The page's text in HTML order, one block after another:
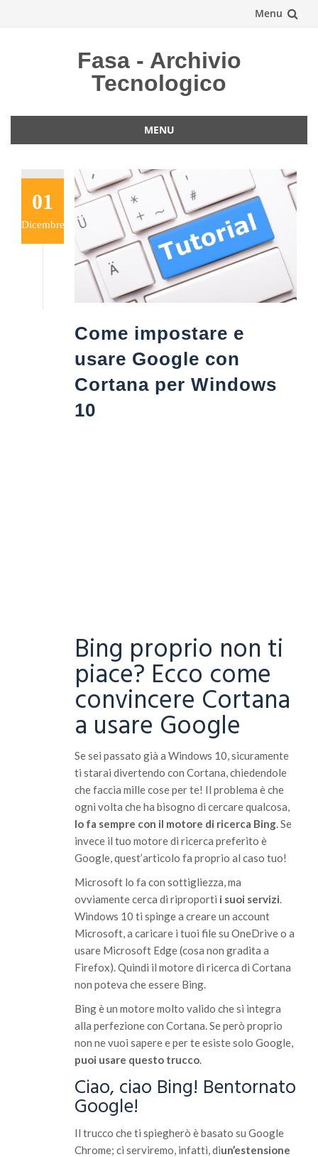
Menu
Fasa - Archivio
Tecnologico
MENU
contenuto
01
Dicembre
Come impostare e
usare Google con
Cortana per Windows
10
Bing proprio non ti
piace? Ecco come
convincere Cortana
a usare Google
Se sei passato già a Windows 10, sicuramente
ti starai divertendo con Cortana, chiedendole
che faccia mille cose per te! Il problema è che
ogni volta che ha bisogno di cercare qualcosa,
lo fa sempre con il motore di ricerca Bing. Se
invece il tuo motore di ricerca preferito è
Google, quest’articolo fa proprio al caso tuo!
Microsoft lo fa con sottigliezza, ma
ovviamente cerca di riproporti i suoi servizi.
Windows 10 ti spinge a creare un account
Microsoft, a caricare i tuoi file su OneDrive o a
usare Microsoft Edge (cosa non gradita a
Firefox). Quindi il motore di ricerca di Cortana
non poteva che essere Bing.
Bing è un motore molto valido che si integra
alla perfezione con Cortana. Se però proprio
non ne vuoi sapere e per te esiste solo Google,
puoi usare questo trucco.
Ciao, ciao Bing! Bentornato
Google!
Il trucco che ti spiegherò è basato su Google
Chrome; ci serviremo, infatti, diun’estensione